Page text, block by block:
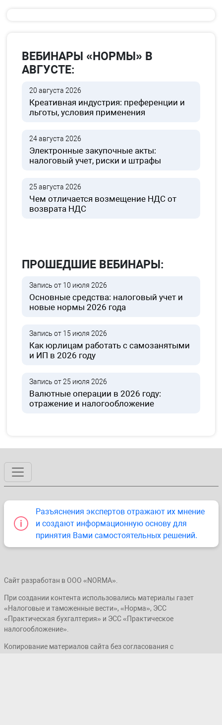
ВЕБИНАРЫ «НОРМЫ» В
АВГУСТЕ:
20 августа 2026
Креативная индустрия: преференции и
льготы, условия применения
24 августа 2026
Электронные закупочные акты:
налоговый учет, риски и штрафы
25 августа 2026
Чем отличается возмещение НДС от
возврата НДС
ПРОШЕДШИЕ ВЕБИНАРЫ:
Запись от 10 июля 2026
Основные средства: налоговый учет и
новые нормы 2026 года
Запись от 15 июля 2026
Как юрлицам работать с самозанятыми
и ИП в 2026 году
Запись от 25 июля 2026
Валютные операции в 2026 году:
отражение и налогообложение
Разъяснения экспертов отражают их мнение
и создают информационную основу для
принятия Вами самостоятельных решений.
Сайт разработан в ООО «NORMA».
При создании контента использовались материалы газет
«Налоговые и таможенные вести», «Норма», ЭСС
«Практическая бухгалтерия» и ЭСС «Практическое
налогообложение».
Копирование материалов сайта без согласования с